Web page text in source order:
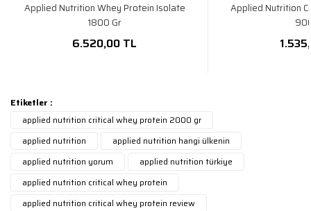
Applied Nutrition Whey Protein Isolate
1800 Gr
6.520,00 TL
Applied Nutrition
Etiketler :
applied nutrition critical whey protein 2000 gr
applied nutrition
applied nutrition hangi ülkenin
applied nutrition yorum
applied nutrition türkiye
applied nutrition critical whey protein
applied nutrition critical whey protein review